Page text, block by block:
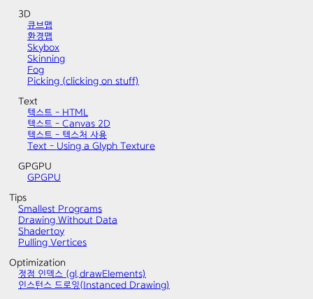
3D
큐브맵
환경맵
Skybox
Skinning
Fog
Picking (clicking on stuff)
Text
텍스트 - HTML
텍스트 - Canvas 2D
텍스트 - 텍스처 사용
Text - Using a Glyph Texture
GPGPU
GPGPU
Tips
Smallest Programs
Drawing Without Data
Shadertoy
Pulling Vertices
Optimization
정점 인덱스 (gl.drawElements)
인스턴스 드로잉(Instanced Drawing)